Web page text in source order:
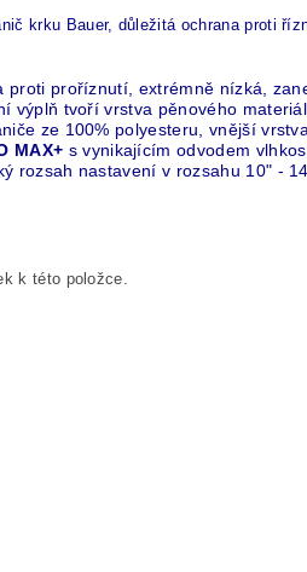
krku Bauer, důležitá ochrana proti
proti proříznutí , extrémně nízká,
výplň tvoří vrstva pěnového
ze 100% polyesteru, vnější
MAX+ s vynikajícím odvodem
rozsah nastavení v rozsahu 10" -
k této položce.